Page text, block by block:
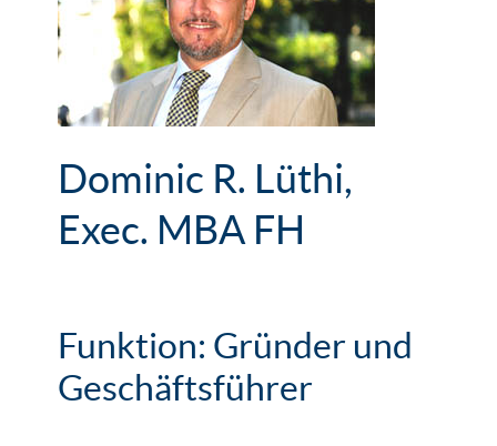
Dominic R. Lüthi,
Exec. MBA FH
Funktion: Gründer und
Geschäftsführer